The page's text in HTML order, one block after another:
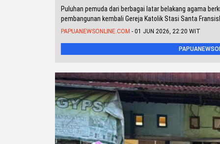
Puluhan pemuda dari berbagai latar belakang agama
pembangunan kembali Gereja Katolik Stasi Santa
PAPUANEWSONLINE.COM - 01 JUN 2026, 22:20 WIT